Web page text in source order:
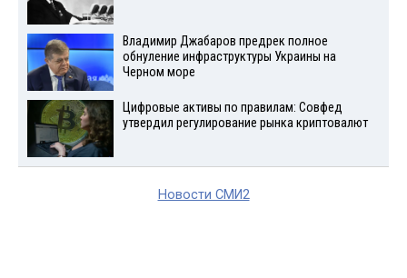
Владимир Джабаров предрек полное
обнуление инфраструктуры Украины на
Черном море
Цифровые активы по правилам: Совфед
утвердил регулирование рынка криптовалют
Новости СМИ2